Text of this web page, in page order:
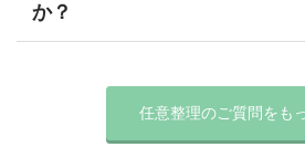
か？
任意整理のご質問をも